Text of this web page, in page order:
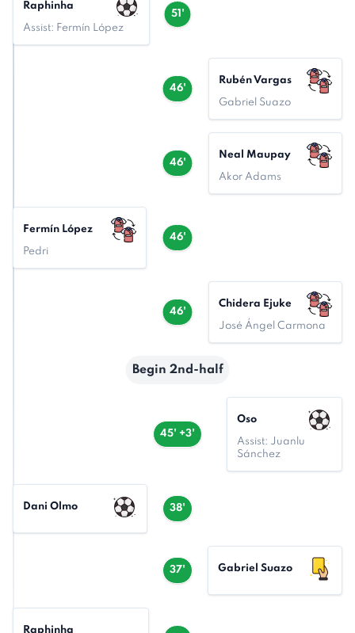
51'
Raphinha
Assist: Fermín López
46'
Rubén Vargas
Gabriel Suazo
46'
Neal Maupay
Akor Adams
46'
Fermín López
Pedri
46'
Chidera Ejuke
José Ángel Carmona
Begin 2nd-half
45' +3'
Oso
Assist: Juanlu
Sánchez
38'
Dani Olmo
37' Gabriel Suazo
Raphinha